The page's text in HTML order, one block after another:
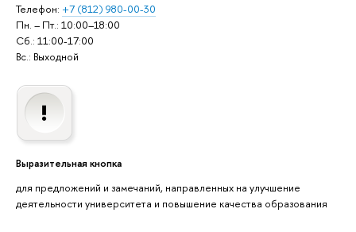
Телефон: +7 (812) 980-00-30
Пн. – Пт.: 10:00–18:00
Сб.: 11:00-17:00
Вс.: Выходной
Выразительная кнопка
для предложений и замечаний, направленных на улучшение
деятельности университета и повышение качества образования